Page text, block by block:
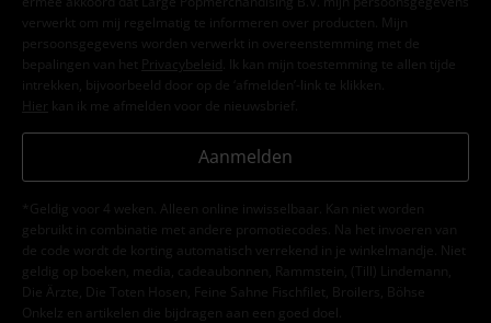
verwerkt om mij regelmatig te informeren over producten. Mijn
persoonsgegevens worden verwerkt in overeenstemming met de
bepalingen van het
Privacybeleid . Ik kan mijn toestemming te allen tijde
intrekken, bijvoorbeeld door op de ‘afmelden’-link te klikken.
Hier kan ik me afmelden voor de nieuwsbrief.
Aanmelden
*Geldig voor 4 weken. Alleen online inwisselbaar. Kan niet worden
gebruikt in combinatie met andere promotiecodes. Na het invoeren van
de code wordt de korting automatisch verrekend in je winkelmandje. Niet
geldig op boeken, media, cadeaubonnen, Rammstein, (Till) Lindemann,
Die Ärzte, Die Toten Hosen, Feine Sahne Fischfilet, Broilers, Böhse
Onkelz en artikelen die bijdragen aan een goed doel.